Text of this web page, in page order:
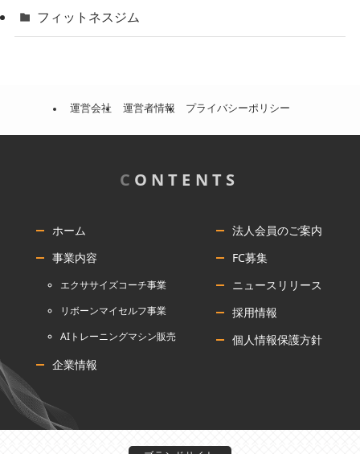
フィットネスジム
運営会社 運営者情報 プライバシーポリシー
C ONTENTS
ホーム
事業内容
エクササイズコーチ事業
リボーンマイセルフ事業
AIトレーニングマシン販売
企業情報
法人会員のご案内
FC募集
ニュースリリース
採用情報
個人情報保護方針